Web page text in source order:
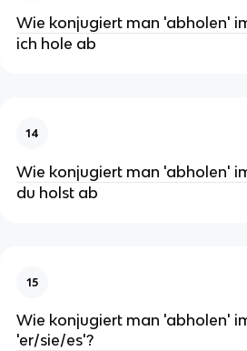
Wie konjugiert man 'abholen'
ich hole ab
14
Wie konjugiert man 'abholen'
du holst ab
15
Wie konjugiert man 'abholen'
'er/sie/es'?